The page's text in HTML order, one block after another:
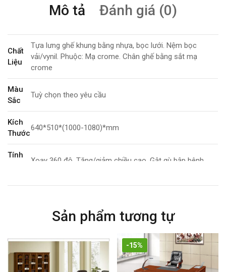
Mô tả Đánh giá (0)
Chất
Liệu
Tựa lưng ghế khung bằng nhựa, bọc lưới. Nệm bọc
vải/vynil. Phuộc: Mạ crome. Chân ghế bằng sắt mạ
crome
Màu
Sắc
Tuỳ chọn theo yêu cầu
Kích
Thước
640*510*(1000-1080)*mm
Tính
Xoay 360 độ, Tăng/giảm chiều cao. Gật gù bập bênh
Bảo
Sản phẩm tương tự
-15%